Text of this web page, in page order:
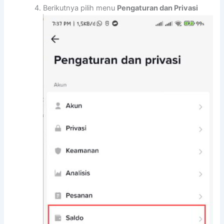
Berikutnya pilih menu Pengaturan dan Privasi